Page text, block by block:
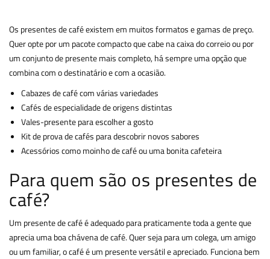
Os presentes de café existem em muitos formatos e gamas de preço.
Quer opte por um pacote compacto que cabe na caixa do correio ou por
um conjunto de presente mais completo, há sempre uma opção que
combina com o destinatário e com a ocasião.
Cabazes de café com várias variedades
Cafés de especialidade de origens distintas
Vales-presente para escolher a gosto
Kit de prova de cafés para descobrir novos sabores
Acessórios como moinho de café ou uma bonita cafeteira
Para quem são os presentes de
café?
Um presente de café é adequado para praticamente toda a gente que
aprecia uma boa chávena de café. Quer seja para um colega, um amigo
ou um familiar, o café é um presente versátil e apreciado. Funciona bem